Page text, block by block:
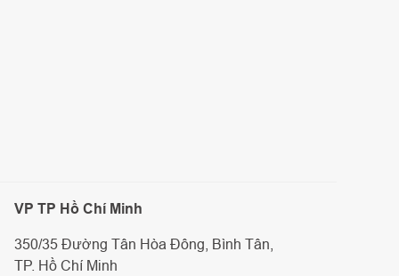
VP TP Hồ Chí Minh
350/35 Đường Tân Hòa Đông, Bình Tân,
TP. Hồ Chí Minh